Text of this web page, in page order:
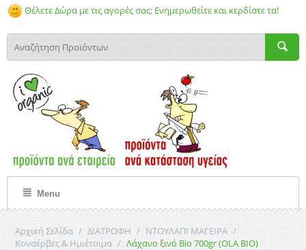
Θέλετε Δώρα με τις αγορές σας; Ενημερωθείτε και κερδίστε τα!
Menu
Αρχική Σελίδα / ΔΙΑΤΡΟΦΗ / ΝΤΟΥΛΑΠΙ ΜΑΓΕΙΡΑ /
Κονσέρβες & Ημιέτοιμα / Λάχανο ξινό Bio 700gr (OLA BIO)